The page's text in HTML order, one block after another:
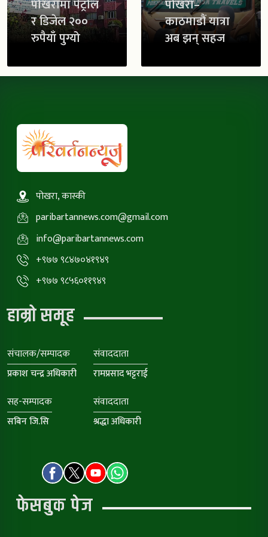
पोखरामा पेट्रोल
र डिजेल २००
रुपैयाँ पुग्यो
पोखरा–
काठमाडौं यात्रा
अब झन् सहज
पोखरा, कास्की
paribartannews.com@gmail.com
info@paribartannews.com
+९७७ ९८४७०४१९४९
+९७७ ९८५६०११९४९
हाम्रो समूह
संचालक/सम्पादक
प्रकाश चन्द्र अधिकारी
संवाददाता
रामप्रसाद भट्टराई
सह-सम्पादक
सबिन जि.सि
संवाददाता
श्रद्धा अधिकारी
फेसबुक पेज